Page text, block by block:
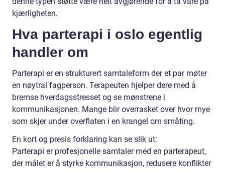
kjærligheten.
Hva parterapi i oslo egentlig
handler om
Parterapi er en strukturert samtaleform der et par møter
en nøytral fagperson. Terapeuten hjelper dere med å
bremse hverdagsstresset og se mønstrene i
kommunikasjonen. Mange blir overrasket over hvor mye
som skjer under overflaten i en krangel om småting.
En kort og presis forklaring kan se slik ut:
Parterapi er profesjonelle samtaler med en parterapeut,
der målet er å styrke kommunikasjon, redusere konflikter